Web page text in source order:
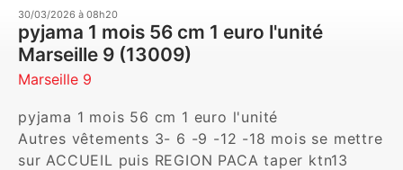
30/03/2026 à 08h20
pyjama 1 mois 56 cm 1 euro l'unité
Marseille 9 (13009)
Marseille 9
pyjama 1 mois 56 cm 1 euro l'unité
Autres vêtements 3- 6 -9 -12 -18 mois se mettre
sur ACCUEIL puis REGION PACA taper ktn13